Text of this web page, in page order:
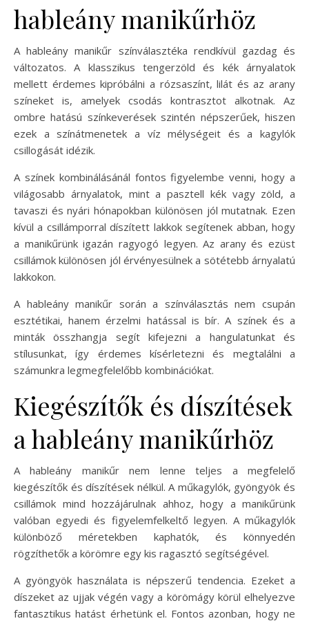
hableány manikűrhöz
A hableány manikűr színválasztéka rendkívül gazdag és
változatos. A klasszikus tengerzöld és kék árnyalatok
mellett érdemes kipróbálni a rózsaszínt, lilát és az arany
színeket is, amelyek csodás kontrasztot alkotnak. Az
ombre hatású színkeverések szintén népszerűek, hiszen
ezek a színátmenetek a víz mélységeit és a kagylók
csillogását idézik.
A színek kombinálásánál fontos figyelembe venni, hogy a
világosabb árnyalatok, mint a pasztell kék vagy zöld, a
tavaszi és nyári hónapokban különösen jól mutatnak. Ezen
kívül a csillámporral díszített lakkok segítenek abban, hogy
a manikűrünk igazán ragyogó legyen. Az arany és ezüst
csillámok különösen jól érvényesülnek a sötétebb árnyalatú
lakkokon.
A hableány manikűr során a színválasztás nem csupán
esztétikai, hanem érzelmi hatással is bír. A színek és a
minták összhangja segít kifejezni a hangulatunkat és
stílusunkat, így érdemes kísérletezni és megtalálni a
számunkra legmegfelelőbb kombinációkat.
Kiegészítők és díszítések
a hableány manikűrhöz
A hableány manikűr nem lenne teljes a megfelelő
kiegészítők és díszítések nélkül. A műkagylók, gyöngyök és
csillámok mind hozzájárulnak ahhoz, hogy a manikűrünk
valóban egyedi és figyelemfelkeltő legyen. A műkagylók
különböző méretekben kaphatók, és könnyedén
rögzíthetők a körömre egy kis ragasztó segítségével.
A gyöngyök használata is népszerű tendencia. Ezeket a
díszeket az ujjak végén vagy a körömágy körül elhelyezve
fantasztikus hatást érhetünk el. Fontos azonban, hogy ne